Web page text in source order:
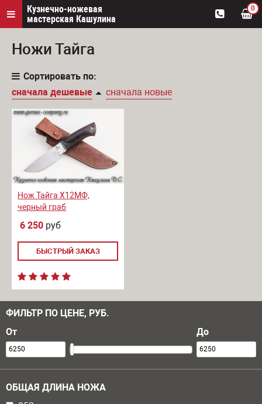
Кузнечно-ножевая
мастерская Кашулина
0
ФИЛЬТР ПО ЦЕНЕ, РУБ.
От
До
ОБЩАЯ ДЛИНА НОЖА
Ножи Тайга
Сортировать по:
сначала дешевые
сначала новые
Нож Тайга Х12МФ,
черный граб
6 250 руб
БЫСТРЫЙ ЗАКАЗ